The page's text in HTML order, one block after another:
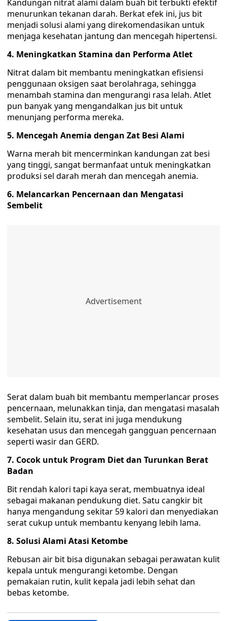
Kandungan nitrat alami dalam buah bit terbukti efektif
menurunkan tekanan darah. Berkat efek ini, jus bit
menjadi solusi alami yang direkomendasikan untuk
menjaga kesehatan jantung dan mencegah hipertensi.
4. Meningkatkan Stamina dan Performa Atlet
Nitrat dalam bit membantu meningkatkan efisiensi
penggunaan oksigen saat berolahraga, sehingga
menambah stamina dan mengurangi rasa lelah. Atlet
pun banyak yang mengandalkan jus bit untuk
menunjang performa mereka.
5. Mencegah Anemia dengan Zat Besi Alami
Warna merah bit mencerminkan kandungan zat besi
yang tinggi, sangat bermanfaat untuk meningkatkan
produksi sel darah merah dan mencegah anemia.
6. Melancarkan Pencernaan dan Mengatasi
Sembelit
Serat dalam buah bit membantu memperlancar proses
pencernaan, melunakkan tinja, dan mengatasi masalah
sembelit. Selain itu, serat ini juga mendukung
kesehatan usus dan mencegah gangguan pencernaan
seperti wasir dan GERD.
7. Cocok untuk Program Diet dan Turunkan Berat
Badan
Bit rendah kalori tapi kaya serat, membuatnya ideal
sebagai makanan pendukung diet. Satu cangkir bit
hanya mengandung sekitar 59 kalori dan menyediakan
serat cukup untuk membantu kenyang lebih lama.
8. Solusi Alami Atasi Ketombe
Rebusan air bit bisa digunakan sebagai perawatan kulit
kepala untuk mengurangi ketombe. Dengan
pemakaian rutin, kulit kepala jadi lebih sehat dan
bebas ketombe.